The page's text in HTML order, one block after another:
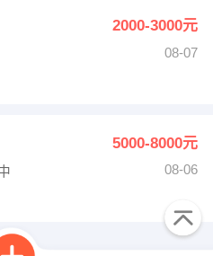
2000-3000元
08-07
5000-8000元
08-06